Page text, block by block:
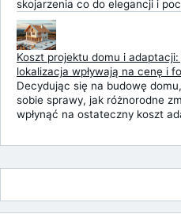
skojarzenia co do elegancji i
Koszt projektu domu i
lokalizacja wpływają na cenę i
Decydując się na budowę
sobie sprawy, jak różnorodne
wpłynąć na ostateczny koszt